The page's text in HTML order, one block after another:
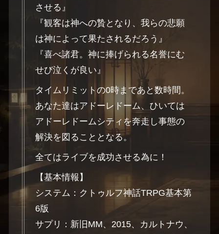
させる』
『観客は神への贄となり、我らの悲願
は神によって果たされるだろう』
『喜べ諸君。神に捧げられる名誉にむ
せび泣くが良い』
タイムリミットの0時まであと数時間。
あなた達はアドーレドーム、ひいては
アドーレドームシティを奔走し事態の
解決を図ることとなる。
全てはライブを成功させる為に！
【基本情報】
システム：クトゥルフ神話TRPG基本第
6版
サプリ：新旧MM、2015、カルトナウ、